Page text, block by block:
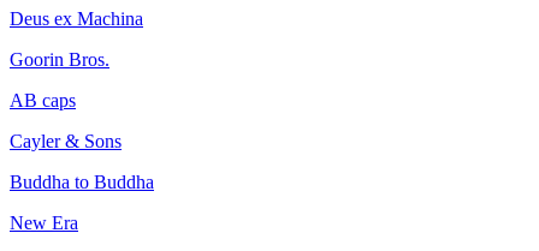
Deus ex Machina
Goorin Bros.
AB caps
Cayler & Sons
Buddha to Buddha
New Era